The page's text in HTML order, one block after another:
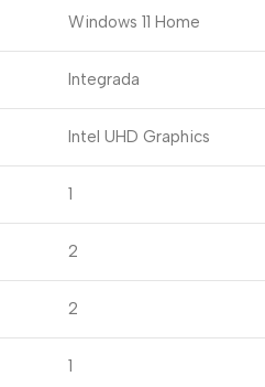
Windows 11 Home
Integrada
Intel UHD Graphics
1
2
2
1